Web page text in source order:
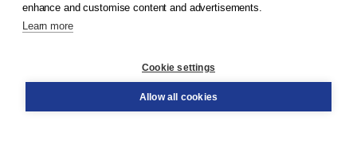
Order
enhance and customise content and advertisements.
Learn more
Cookie settings
Allow all cookies